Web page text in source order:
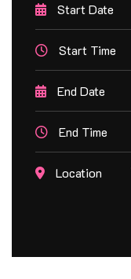
Start Date
Start Time
End Date
End Time
Location